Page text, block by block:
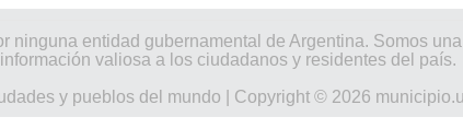
ninguna entidad gubernamental de Argentina. Somos
información valiosa a los ciudadanos y residentes del país.
y pueblos del mundo | Copyright © 2026